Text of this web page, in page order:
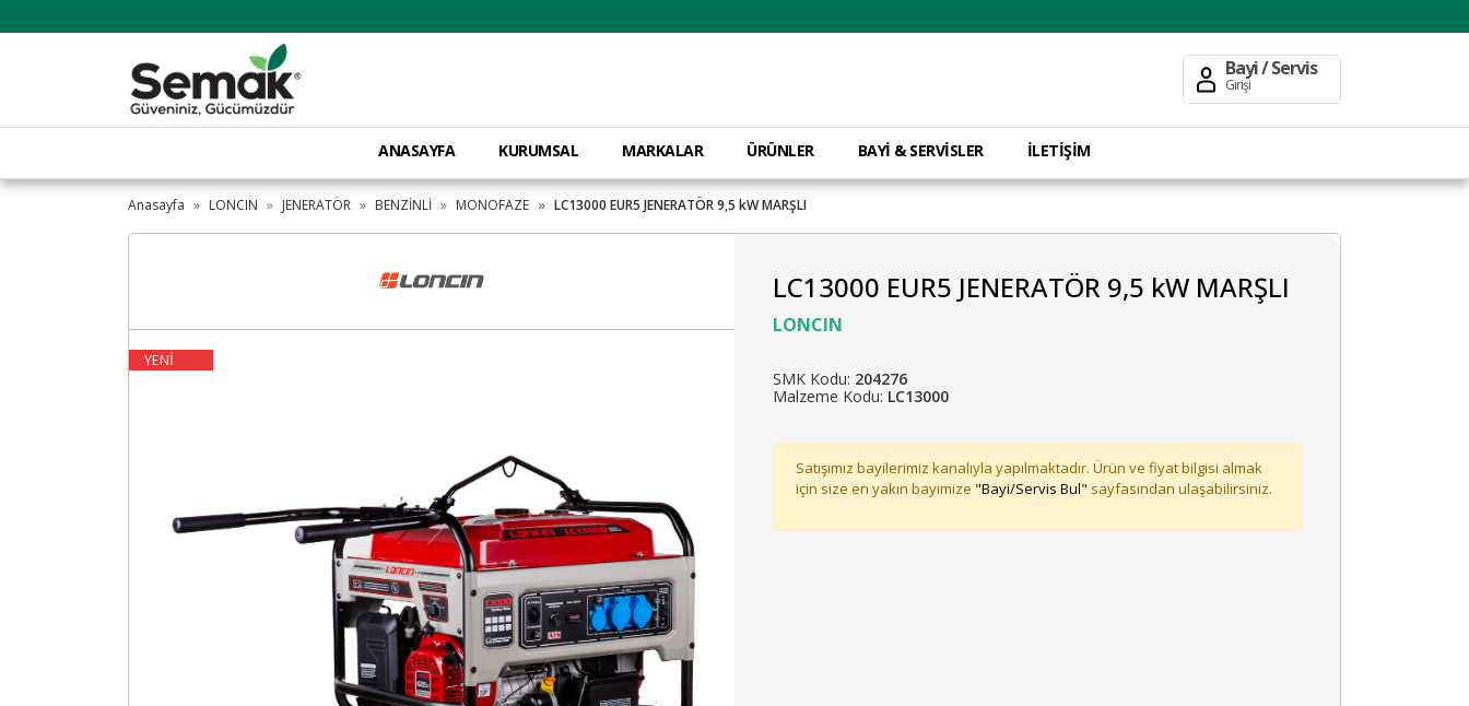
Bayi / Servis
Girişi
ANASAYFA KURUMSAL MARKALAR ÜRÜNLER BAYİ & SERVİSLER İLETİŞİM
Anasayfa LONCIN JENERATÖR BENZİNLİ MONOFAZE LC13000 EUR5 JENERATÖR 9,5 kW MARŞLI
YENİ
LC13000 EUR5 JENERATÖR 9,5 kW MARŞLI
LONCIN
SMK Kodu: 204276
Malzeme Kodu: LC13000
Satışımız bayilerimiz kanalıyla yapılmaktadır. Ürün ve fiyat bilgisi almak
için size en yakın bayimize "Bayi/Servis Bul" sayfasından ulaşabilirsiniz.